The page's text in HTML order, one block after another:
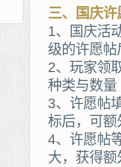
三、国庆许
1、国庆活
级的许愿
2、玩家领
种类与数量
3、许愿帖
标后，可
4、许愿帖
大，获得